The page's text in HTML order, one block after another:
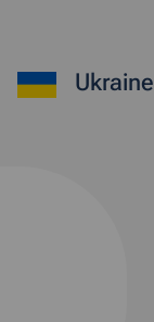
Ukraine